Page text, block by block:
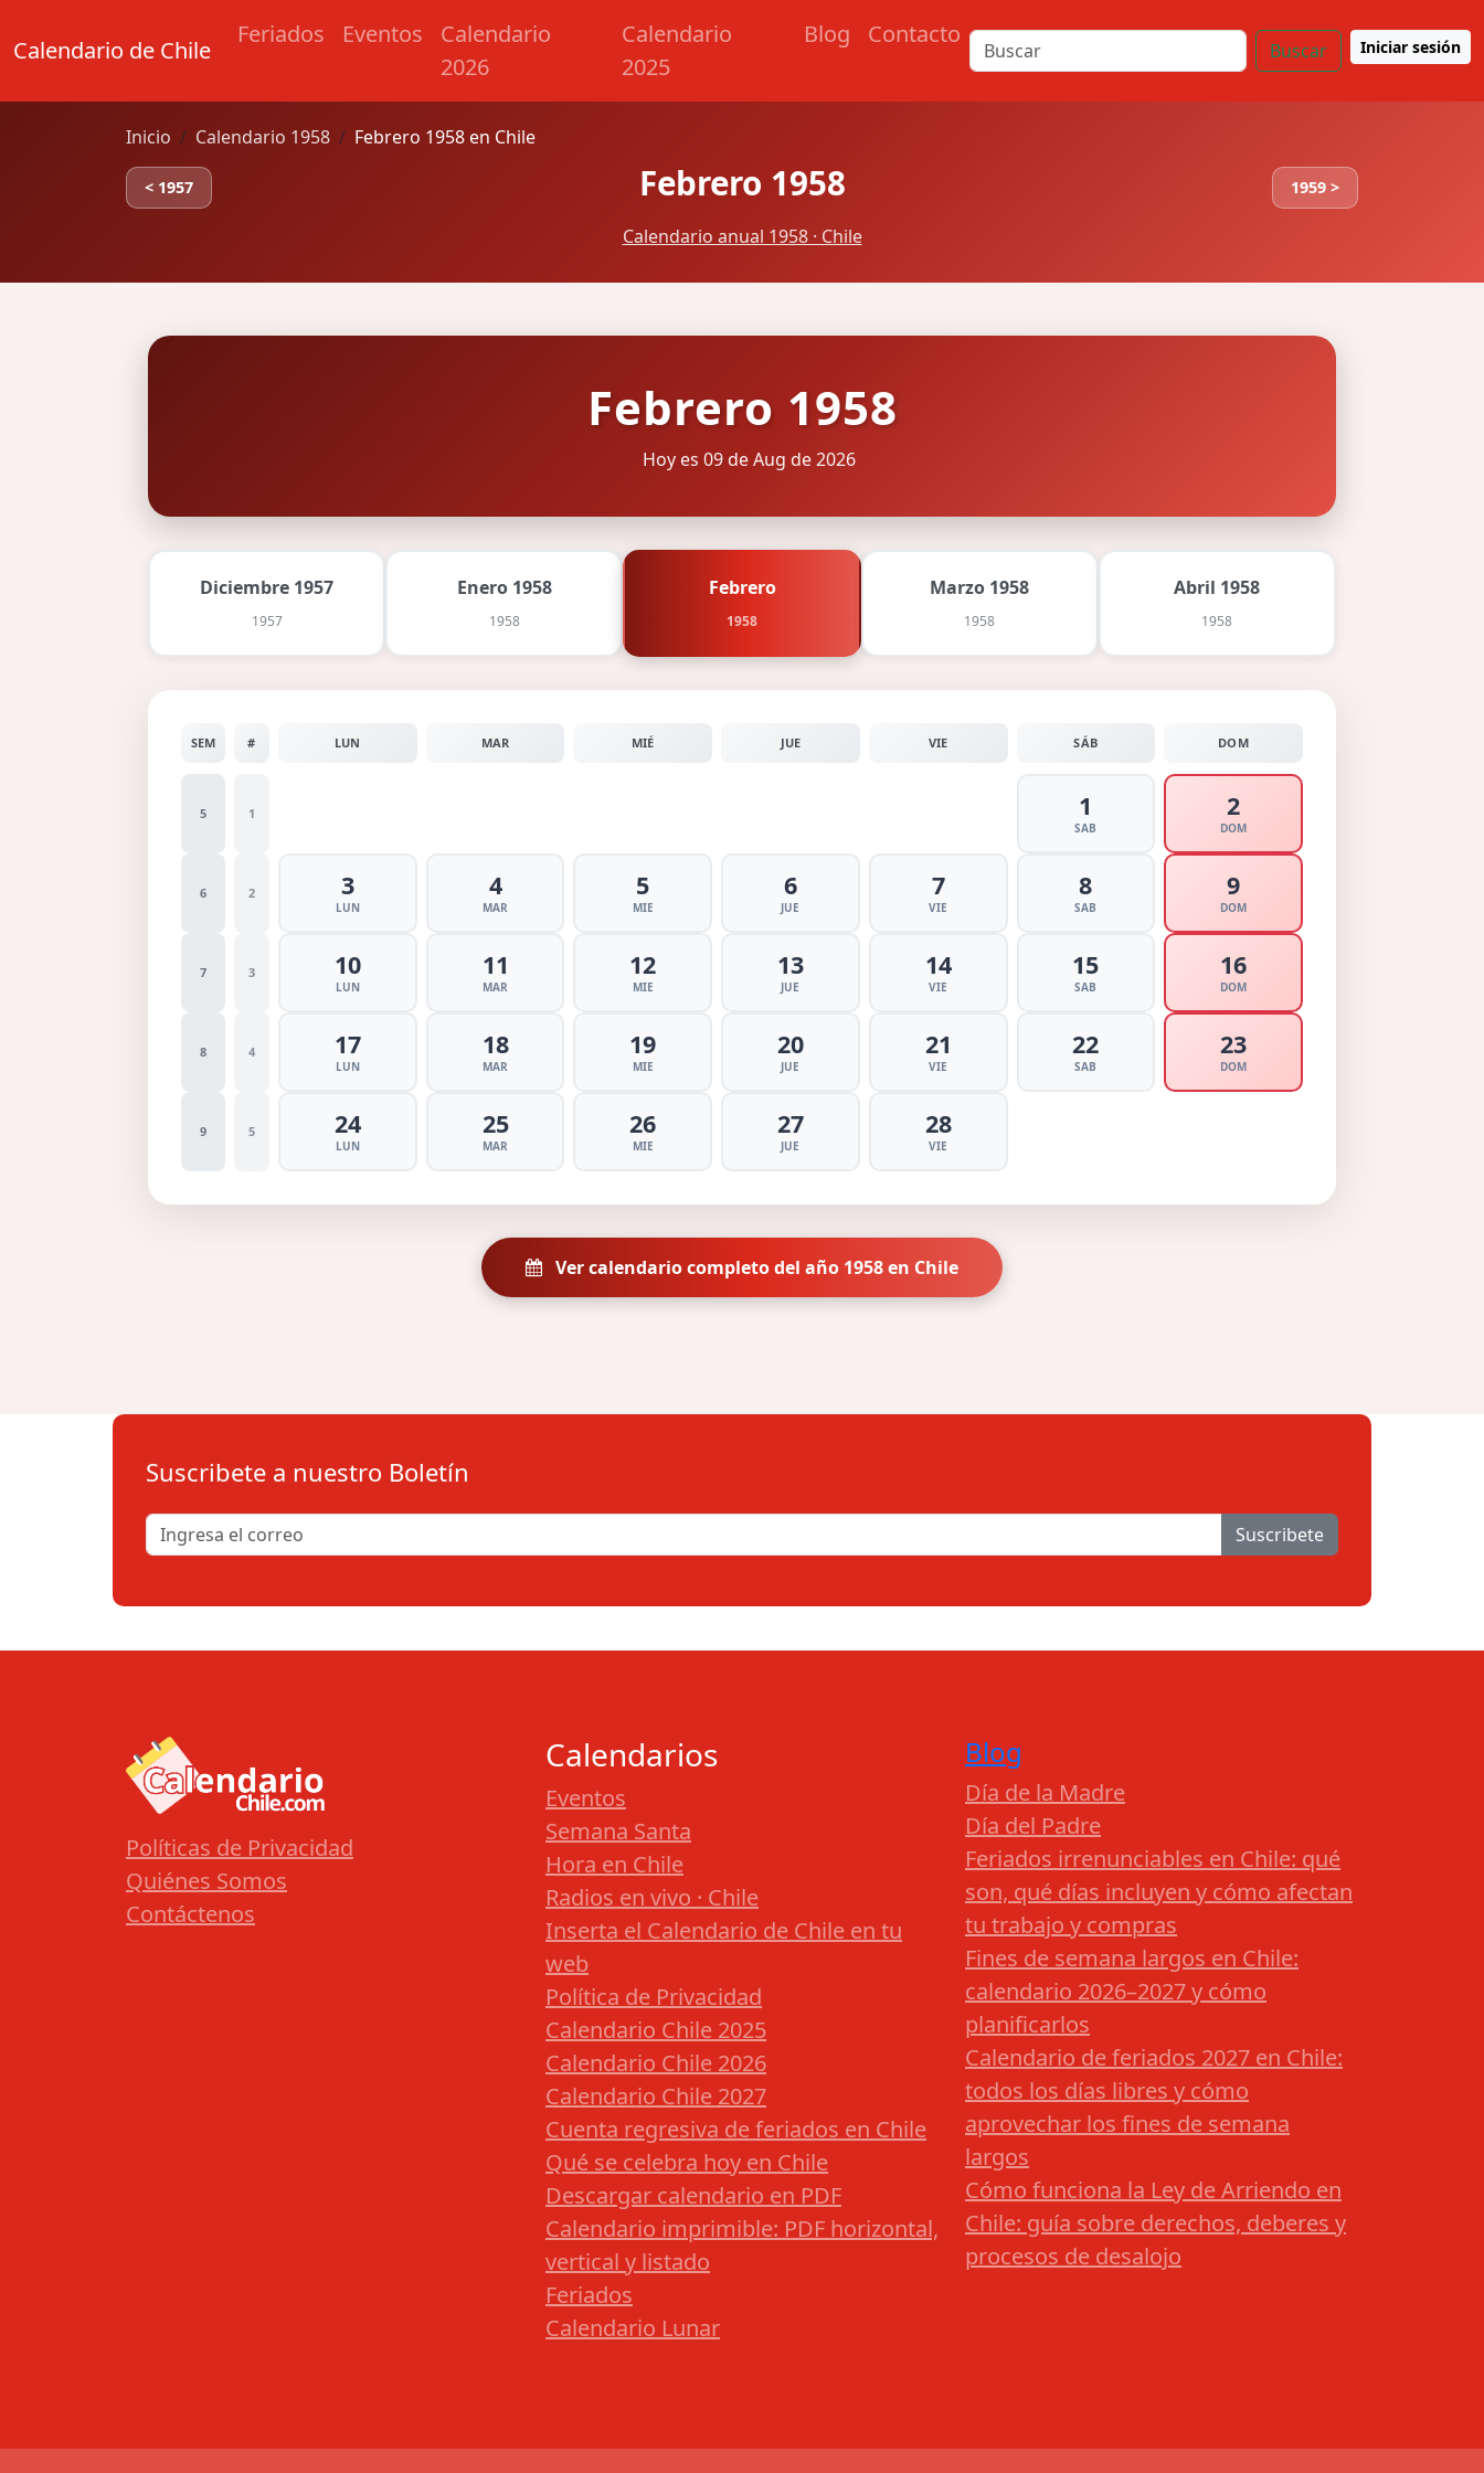
Calendario de Chile
Feriados Eventos
Calendario
2026
Calendario
2025
Blog Contacto
Buscar Iniciar sesión
Inicio Calendario 1958 Febrero 1958 en Chile
< 1957 Febrero 1958 1959 >
Calendario anual 1958 · Chile
Febrero 1958
Hoy es 09 de Aug de 2026
Diciembre 1957
1957
Enero 1958
1958
Febrero
1958
Marzo 1958
1958
Abril 1958
1958
SEM # LUN MAR MIÉ JUE VIE SÁB DOM
5 1 1
SAB
2
DOM
6 2 3
LUN
4
MAR
5
MIE
6
JUE
7
VIE
8
SAB
9
DOM
7 3 10
LUN
11
MAR
12
MIE
13
JUE
14
VIE
15
SAB
16
DOM
8 4 17
LUN
18
MAR
19
MIE
20
JUE
21
VIE
22
SAB
23
DOM
9 5 24
LUN
25
MAR
26
MIE
27
JUE
28
VIE
Ver calendario completo del año 1958 en Chile
Suscribete a nuestro Boletín
Suscribete
Políticas de Privacidad
Quiénes Somos
Contáctenos
Calendarios
Eventos
Semana Santa
Hora en Chile
Radios en vivo · Chile
Inserta el Calendario de Chile en tu
web
Política de Privacidad
Calendario Chile 2025
Calendario Chile 2026
Calendario Chile 2027
Cuenta regresiva de feriados en Chile
Qué se celebra hoy en Chile
Descargar calendario en PDF
Calendario imprimible: PDF horizontal,
vertical y listado
Feriados
Calendario Lunar
Blog
Día de la Madre
Día del Padre
Feriados irrenunciables en Chile: qué
son, qué días incluyen y cómo afectan
tu trabajo y compras
Fines de semana largos en Chile:
calendario 2026–2027 y cómo
planificarlos
Calendario de feriados 2027 en Chile:
todos los días libres y cómo
aprovechar los fines de semana
largos
Cómo funciona la Ley de Arriendo en
Chile: guía sobre derechos, deberes y
procesos de desalojo